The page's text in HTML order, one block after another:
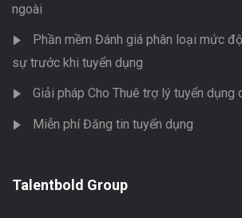
ngoài
Phần mềm Đánh giá phân loại mức
sự trước khi tuyển dụng
Giải pháp Cho Thuê trợ lý tuyển dụng
Miễn phí Đăng tin tuyển dụng
Talentbold Group